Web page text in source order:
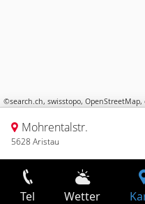
©search.ch, swisstopo, OpenStreetMap,
Mohrentalstr.
5628 Aristau
Tel Wetter